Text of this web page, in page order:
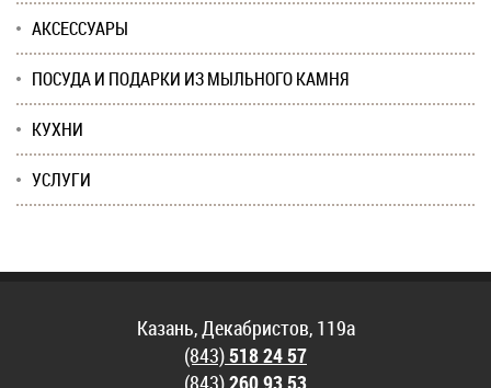
АКСЕССУАРЫ
ПОСУДА И ПОДАРКИ ИЗ МЫЛЬНОГО КАМНЯ
КУХНИ
УСЛУГИ
Казань, Декабристов, 119а
(843)518 24 57
(843)260 93 53